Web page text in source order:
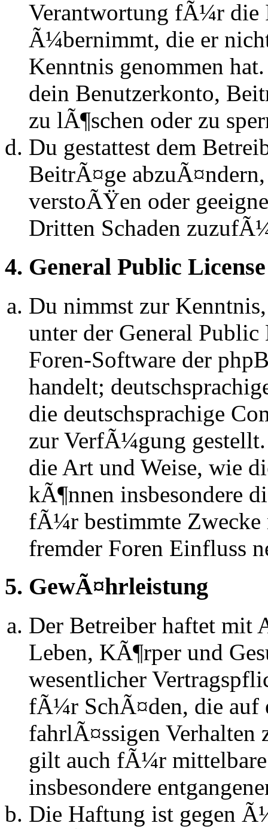
Verantwortung fÃ¼r die
Ã¼bernimmt, die er
Kenntnis genommen
dein Benutzerkonto,
zu lÃ¶schen oder zu
Du gestattest dem
BeitrÃ¤ge
verstoÃŸen oder
Dritten Schaden
4. General Public License
Du nimmst zur
unter der General
Foren-Software der
handelt;
die deutschsprachige
zur VerfÃ¼gung
die Art und Weise, wie
kÃ¶nnen insbesondere
fÃ¼r bestimmte Zwecke
fremder Foren Einfluss
5. GewÃ¤hrleistung
Der Betreiber haftet mit
Leben, KÃ¶rper und
wesentlicher
fÃ¼r SchÃ¤den, die auf
fahrlÃ¤ssigen
gilt auch fÃ¼r
insbesondere
Die Haftung ist gegen